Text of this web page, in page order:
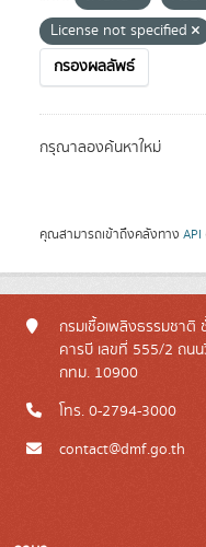
License not specified
กรองผลลัพธ์
กรุณาลองค้นหาใหม่
คุณสามารถเข้าถึงคลังทาง API
กรมเชื้อเพลิงธรรมชาติ
คารบี เลขที่ 555/2 ถน
กทม. 10900
โทร. 0-2794-3000
contact@dmf.go.th